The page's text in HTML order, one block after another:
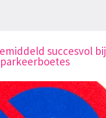
succesvol bij
parkeerboetes